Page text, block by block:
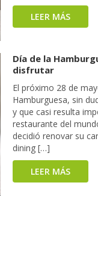
LEER MÁS
Día de la
disfrutar
El próximo 28 de
Hamburguesa, sin
y que casi resulta
restaurante del
decidió renovar su
dining […]
LEER MÁS